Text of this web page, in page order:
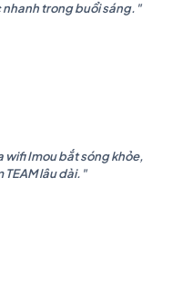
nhanh trong buổi sáng."
wifi Imou bắt sóng khỏe,
lâu dài."